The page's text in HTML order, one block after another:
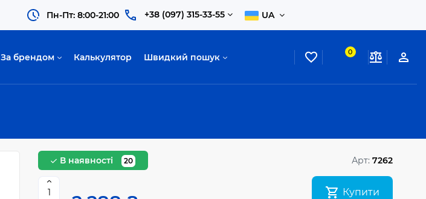
Пн-Пт: 8:00-21:00 +38 (097) 315-33-55 UA
За брендом Калькулятор Швидкий пошук 0
В наявності 20 Арт: 7262
Купити